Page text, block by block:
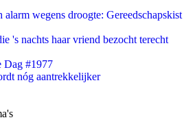
alarm wegens droogte: Gereedschapskist
's nachts haar vriend bezocht terecht
Dag #1977
nóg aantrekkelijker